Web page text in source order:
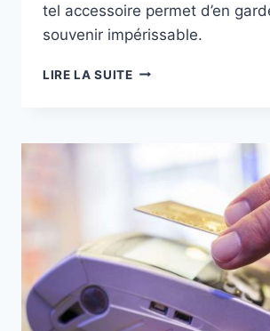
tel accessoire permet d’en
souvenir impérissable.
LIRE LA SUITEFOCUS
AUTOMATIQUES